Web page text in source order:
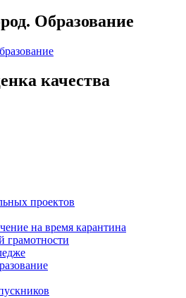
Образование
качества
проектов
на время карантина
грамотности